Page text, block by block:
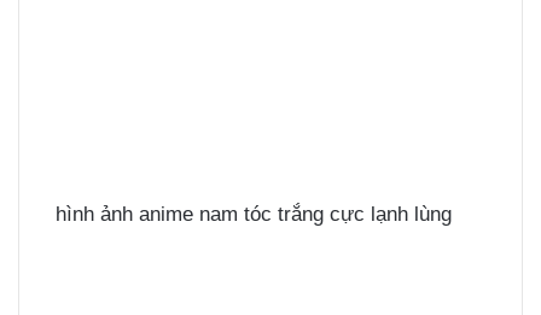
hình ảnh anime nam tóc trắng cực lạnh lùng